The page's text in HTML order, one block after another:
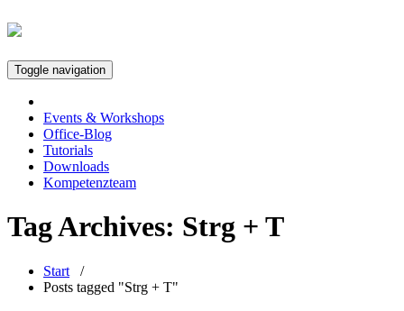
Toggle navigation
Events & Workshops
Office-Blog
Tutorials
Downloads
Kompetenzteam
Tag Archives: Strg + T
Start /
Posts tagged "Strg + T"